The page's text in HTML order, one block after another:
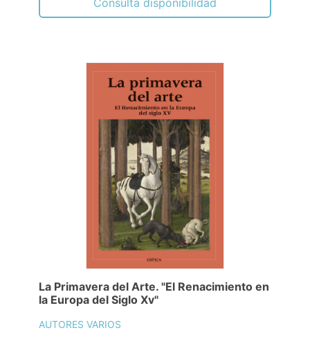
La Primavera del Arte. "El Renacimiento en
la Europa del Siglo Xv"
AUTORES VARIOS